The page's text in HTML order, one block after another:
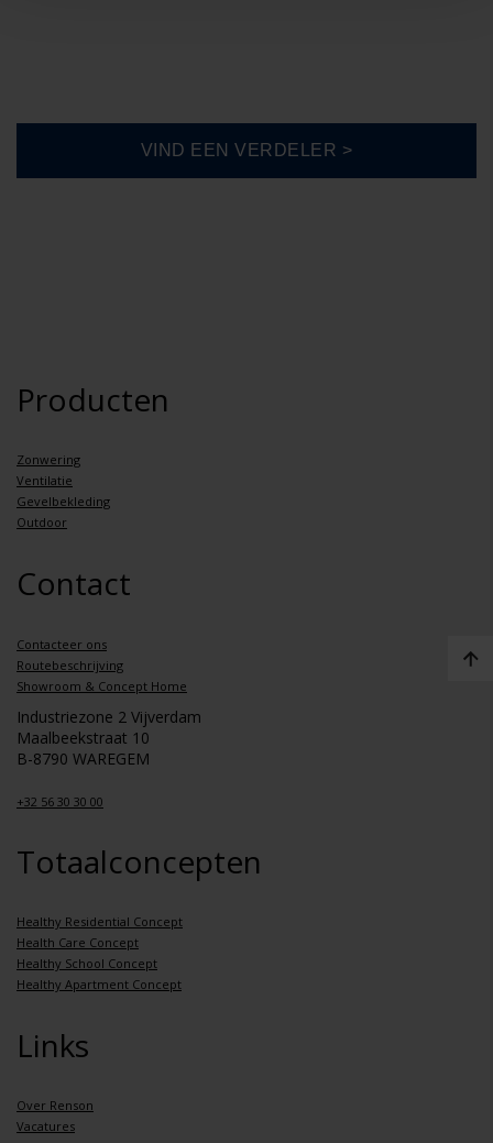
Producten
Zonwering
Ventilatie
Gevelbekleding
Outdoor
Contact
Contacteer ons
Routebeschrijving
Showroom & Concept Home
Industriezone 2 Vijverdam
Maalbeekstraat 10
B-8790 WAREGEM
+32 56 30 30 00
Totaalconcepten
Healthy Residential Concept
Health Care Concept
Healthy School Concept
Healthy Apartment Concept
Links
Over Renson
Vacatures